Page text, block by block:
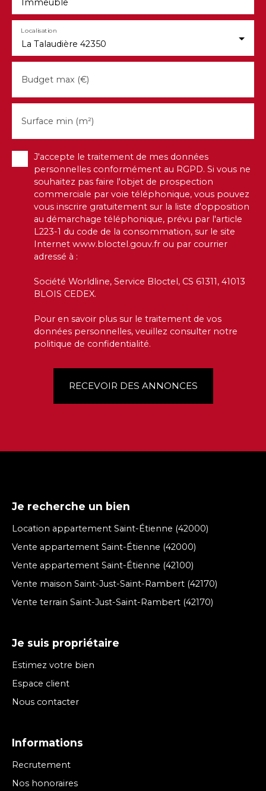
charges avec place de stationnement-A gauche:
vitrage volets manuels - DPE: E - Montant estimé
des dépenses annuelles d'énergie pour un usage
standard : entre 1650€ et 2280€ par an. Prix
moyens des énergies indexés sur l'année 2021,
2022,2023 (abonnements compris). Loué à 700€
charges Parties communes : Dégagement
donnant accès à 4 caves3 garagesInformations
complémentaires : Taxe foncière : 5350€Atouts :
Quartier en mutation avec attractivitéTransports,
écoles, commerces accessibles à piedIdéal pour
du locatif traditionnel ou meublé Une opportunité
à ne pas manquer pour les investisseurs avisés !
Pour plus d’informations ou organiser une visite,
contactez : Arnaud CHEVALIER06 30 20 82
42RSAC 893 393 728 – Tribunal de Commerce de
Saint-ÉtienneLoire Investissement – Saint-Étienne
Immeuble
La Talaudière 42350
Localisation
Budget max (€)
Surface min (m²)
J'accepte le traitement de mes données
personnelles conformément au RGPD. Si vous ne
souhaitez pas faire l'objet de prospection
commerciale par voie téléphonique, vous pouvez
vous inscrire gratuitement sur la liste d'opposition
au démarchage téléphonique, prévu par l'article
L223-1 du code de la consommation, sur le site
Internet www.bloctel.gouv.fr ou par courrier
adressé à :
Société Worldline, Service Bloctel, CS 61311, 41013
BLOIS CEDEX.
Pour en savoir plus sur le traitement de vos
données personnelles, veuillez consulter notre
politique de confidentialité.
RECEVOIR DES ANNONCES
Je recherche un bien
Location appartement Saint-Étienne (42000)
Vente appartement Saint-Étienne (42000)
Vente appartement Saint-Étienne (42100)
Vente maison Saint-Just-Saint-Rambert (42170)
Vente terrain Saint-Just-Saint-Rambert (42170)
Je suis propriétaire
Estimez votre bien
Espace client
Nous contacter
Informations
Recrutement
Nos honoraires